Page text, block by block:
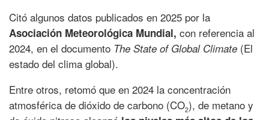
Citó algunos datos publicados en 2025 por la
Asociación Meteorológica Mundial, con referencia al
2024, en el documento The State of Global Climate (El
estado del clima global).
Entre otros, retomó que en 2024 la concentración
atmosférica de dióxido de carbono (CO2), de metano y